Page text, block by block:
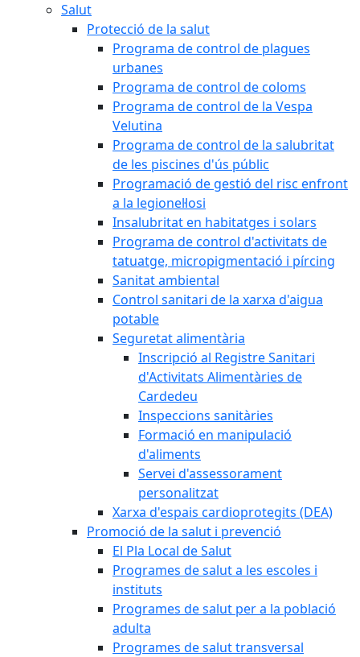
Salut
Protecció de la salut
Programa de control de plagues
urbanes
Programa de control de coloms
Programa de control de la Vespa
Velutina
Programa de control de la salubritat
de les piscines d'ús públic
Programació de gestió del risc enfront
a la legionel·losi
Insalubritat en habitatges i solars
Programa de control d'activitats de
tatuatge, micropigmentació i pírcing
Sanitat ambiental
Control sanitari de la xarxa d'aigua
potable
Seguretat alimentària
Inscripció al Registre Sanitari
d'Activitats Alimentàries de
Cardedeu
Inspeccions sanitàries
Formació en manipulació
d'aliments
Servei d'assessorament
personalitzat
Xarxa d'espais cardioprotegits (DEA)
Promoció de la salut i prevenció
El Pla Local de Salut
Programes de salut a les escoles i
instituts
Programes de salut per a la població
adulta
Programes de salut transversal